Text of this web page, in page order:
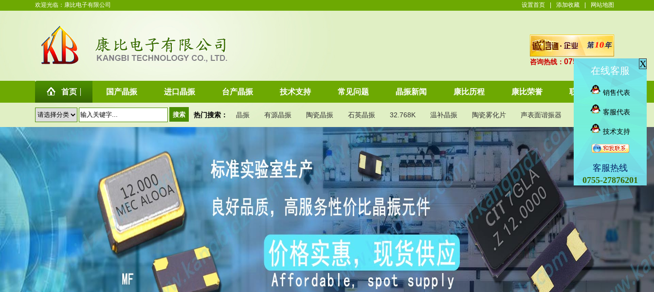
欢迎光临：康比电子有限公司 设置首页 添加收藏 网站地图
咨询热线： 0755-27876201
首页 国产晶振 进口晶振 台产晶振 技术支持 常见问题 晶振新闻 康比历程 康比荣誉 联系康比
热门搜索： 晶振 有源晶振 陶瓷晶振 石英晶振 32.768K 温补晶振 陶瓷雾化片 声表面谐振器 KDS晶振
在线客服
X
销售代表
客服代表
技术支持
客服热线
0755-27876201